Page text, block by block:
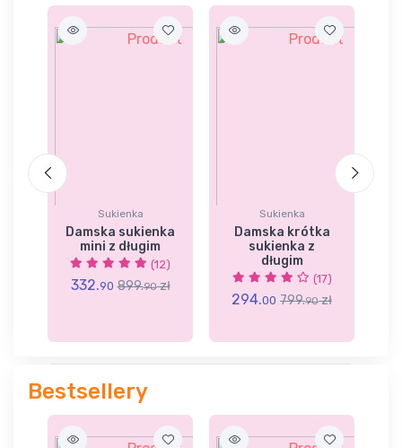
Sukienka
Damska sukienka
mini z długim
(12)
332.90 899.90zł
Sukienka
Damska krótka
sukienka z
długim
(17)
294.00 799.90zł
Bestsellery